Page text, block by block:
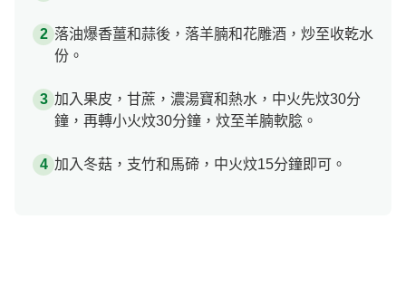
落油爆香薑和蒜後，落羊腩和花雕酒，炒至收乾水
份。
加入果皮，甘蔗，濃湯寶和熱水，中火先炆30分
鐘，再轉小火炆30分鐘，炆至羊腩軟腍。
加入冬菇，支竹和馬碲，中火炆15分鐘即可。